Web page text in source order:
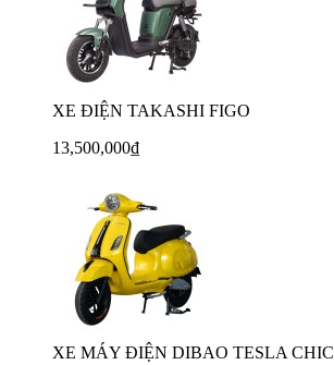
XE ĐIỆN TAKASHI FIGO
13,500,000₫
XE MÁY ĐIỆN DIBAO TESLA CHIC